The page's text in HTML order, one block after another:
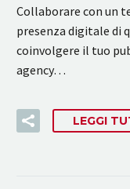
Collaborare con un
presenza digitale di
coinvolgere il tuo
agency…
LEGGI